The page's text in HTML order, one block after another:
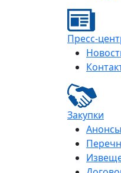
Пресс-
Закупки
Анонсы